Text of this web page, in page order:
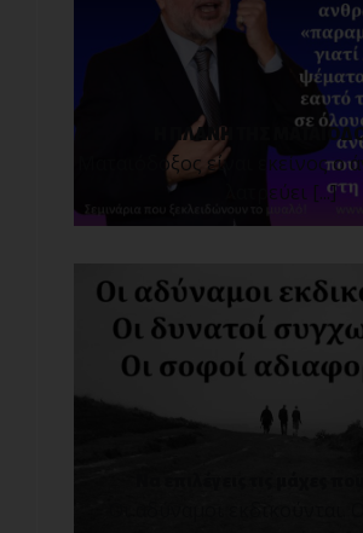
Η ΠΛΑΝΗ ΤΗΣ
Ματαιόδοξος είναι εκείνος
λατρεύει [...]